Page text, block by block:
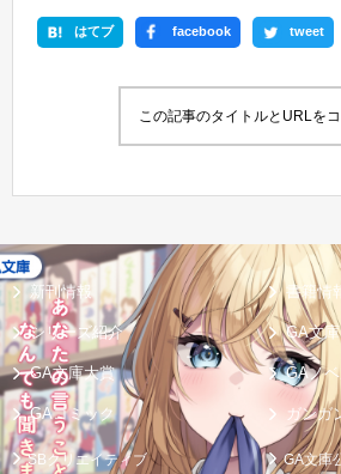
はてブ facebook tweet
この記事のタイトルとURLを
新刊情報 書籍情
シリーズ紹介 GA文
GA文庫大賞 GAノ
GAコミック ガンガ
SBクリエイティブ GA文庫